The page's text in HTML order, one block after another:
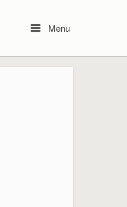
MenuMenu